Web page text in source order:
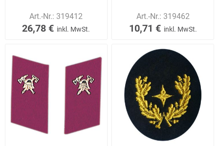
Art.-Nr.: 319412
26,78 € inkl. MwSt.
Art.-Nr.: 319462
10,71 € inkl. MwSt.